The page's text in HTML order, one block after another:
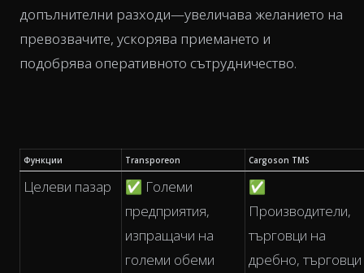
допълнителни разходи—увеличава желанието на
превозвачите, ускорява приемането и
подобрява оперативното сътрудничество.
Функции Transporeon Cargoson TMS
Целеви пазар
✅ Големи
предприятия,
изпращачи на
големи обеми
✅
Производители,
търговци на
дребно, търговци